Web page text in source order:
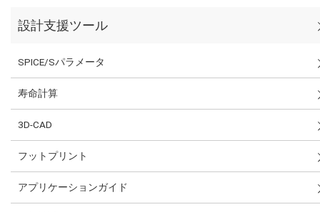
設計支援ツール
SPICE/Sパラメータ
寿命計算
3D-CAD
フットプリント
アプリケーションガイド